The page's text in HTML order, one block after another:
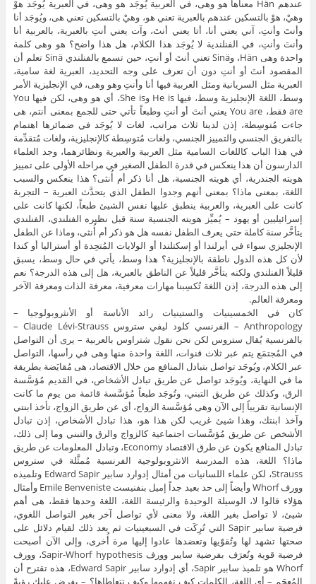
عندهم Hän معناها هو وهى، في العربية يُوجَد هو وهى، في العبرية يُوجَد هوْ
وهيْ، هوْ بالتسكين عندهم بالعبرية تعني هو، وهيْ بالتسكين تعني هى، ويُوجَد أنا
وأنتَ وأنتِ، آني يعني أنا، أتا يعني أنتَ، وآت يعني أنتِ بالعبرية، بالعربية أنا
وأنتَ وأنتِ، في الفنلندية لا يُوجَد هذا الكلام، هل هذا واضح؟ هو وهى كلمة
واحدة وهى Hän، وSinä تعني أنتَ أو أنتِ، حين تسمع بالفنلندي Sinä تعلم أن
المقصود أنتَ أو أنتِ دون أن تعرف على وجه التحديد، العبرية لغة سامية،
العبرية مثل السريانية ومثل العربية فيها أنا وأنتِ وهو وهى، في الإنجليزية الأمر
وسط، اللغة الإنجليزية وسط، فيها He is وShe is، أي هو وهى، لكن فيها You
are فقط، You are يعني أنتَ أو أنتِ وطبعاً تأتي حتى للجمع بمعنى أنتم، هى
جاءت مُتوسِطة، إذن لدينا ثلاث مراتب، لغات لا يُوجَد في ضمائرها اهتمام
بالتفريق الجنسي والتمييز الجنسي، ولغات مُتوسِطة كالإنجليزية، ولغات مُتقدِّمة
في هذا الباب كاللغات السامية مثل العربية والعبرية ونظائرهما، وجد العلماء
الدارسون أن هذا ينعكس في قدرة الطفل الصغير في مراحله الأولى على تمييز
هويته الجندرية، أي هويته الجنسية، هل أنا ذكر أم أُنثى؟ هذا ينعكس والسبب
اللغة، بمعنى ماذا؟ بمعنى أنهم وجدوا الطفل الذي يتحدَّث العبرية – التجربة
كانت على العبرية، والعربية ينطبق عليها نفس الشيئ طبعاً، لكنها كانت على
إسرائيليين أو يهود – يُميِّز هويته الجنسية سنة قبل نظيره الفنلندي، الفنلندي
يتأخَّر سنة كاملة حتى يعرف الطفل نفسه هل هو ذكر أم أُنثى، وماذا عن الطفل
الإنجليزي سواء في أيرلندا أو إسكتلندا أو الولايات المُتحِدة أو أستراليا أو كندا
لأن كل هذه الدول ناطقة بالإنجليزية؟ هذا وسط، يأتي في حال وسط، يسبق
قليلاً الفنلندي ولكنه يتأخَّر قليلاً عن الناطق بالعبرية، هل إلى هذه الدرجة؟ نعم
إلى هذه الدرجة، إذن اللغة تُكسِبنا مهارات معرفية، معرفة الذات ومعرفة الآخر
ومعرفة العالم.
كان في الخمسينيات والستينيات رائد الأناسة أو الأنثروبولوجيا –
Anthropology – الفرنسي كلود ليفي ستروس Claude Lévi-Strauss –
بالفرنسية يُقال ستروس لكن نحن نقول شتراوس بالعربية – يرى أن التواصل
في المُجتمَع يتم عبر ثلاث قنوات، اللغة واحدة منها وهى في رأسها، التواصل
عبر الكلام، ويُوجَد تواصل بتبادل المنافع من خلال الاقتصاد، هى مُقايَضة بطريقة
ما في النهاية، ويُوجَد تواصل عن طريق تبادل الأشخاص، في القديم مُؤسَّسة
الرق، وكذلك عن طريق التبني، وتُوجَد طبعاً مُؤسَّسة قائمة من يوم ما كانت
الإنسانية تقريباً إلى الآن وهى مُؤسَّسة الزواج، أي عن طريق الزواج، تأخذ ابنتي
وآخذ ابنتك، وهذا شيئ غريب لكن هذا هو، هذا تبادل الأشخاص، إذن تبادل
الأشخص عن طريق مُؤسَّسات اجتماعية كالزواج والرق والتبني وما إلى ذلك،
تبادل المنافع يكون عن طرق الاقتصاد Economy، وتبادل المعلومات عن طريق
ماذا؟ اللغة، هذه المدرسة الانثروبولوجية الفرنسية مُمثَّلة في ستروس
Strauss، لكن علماء اللسانيات من أمثال إدوارد سابير Edward Sapir وتلميذه
وورف Whorf وأيضاً إلى حد بعيد جداً إميل بنفنيست Emile Benveniste وأمثال
هؤلاء قالوا لا، الوسيلة الوحيدة والرئيسة اللغة، اللغة وحدها فقط، هى أهم
شيئ، لا تواصل بغير اللغة، ولا معنى لأي تواصل آخر بغير التواصل اللغوي،
فرضية سابير Sapir التي تُرِكَت في السبعينيات ثم بعد ذلك لقيام دلائل على
صحتها تشهد لها وتُقوّيها وتعضدها عادوا إليها مرة أُخرى، وإلى الآن أصبحت
فرضية قوية وتُعرَف بفرضية سايبر وورف Sapir-Whorf hypothesis، وورف
Whorf هو تلميذ سابير Sapir، أي إدوارد سابير Edward Sapir، هذه تقترح أن
المُعجَم – أي اللغة، الكلمات كيف تفهمها وكيف تتعاطاها؟ – يفرض عليك رؤيةً